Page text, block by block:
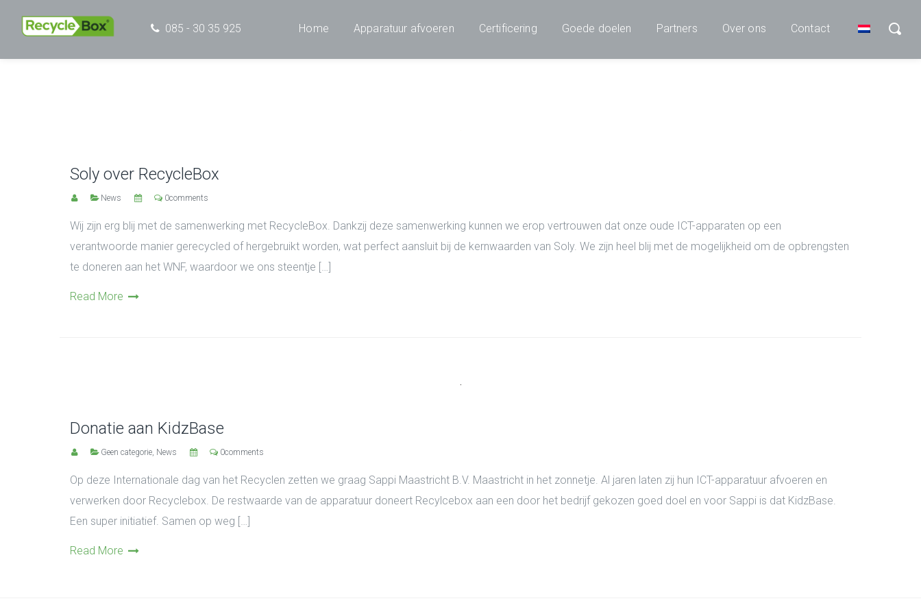
085 - 30 35 925 Home Apparatuur afvoeren Certificering Goede doelen Partners Over ons Contact
Soly over RecycleBox
News 0comments
Wij zijn erg blij met de samenwerking met RecycleBox. Dankzij deze samenwerking kunnen we erop vertrouwen dat onze oude ICT-apparaten op een
verantwoorde manier gerecycled of hergebruikt worden, wat perfect aansluit bij de kernwaarden van Soly. We zijn heel blij met de mogelijkheid om de opbrengsten
te doneren aan het WNF, waardoor we ons steentje […]
Read More
Donatie aan KidzBase
Geen categorie, News 0comments
Op deze Internationale dag van het Recyclen zetten we graag Sappi Maastricht B.V. Maastricht in het zonnetje. Al jaren laten zij hun ICT-apparatuur afvoeren en
verwerken door Recyclebox. De restwaarde van de apparatuur doneert Recylcebox aan een door het bedrijf gekozen goed doel en voor Sappi is dat KidzBase.
Een super initiatief. Samen op weg […]
Read More